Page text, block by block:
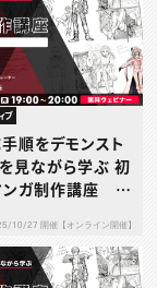
ブ
順をデモンスト
見ながら学ぶ 初
ンガ制作講座 V
10/27 開催【オンライン開催】